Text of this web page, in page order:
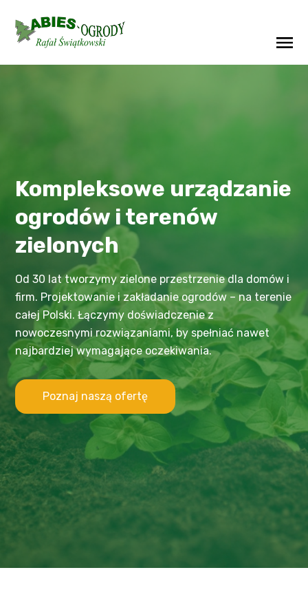
Kompleksowe urządzanie
ogrodów i terenów
zielonych
Od 30 lat tworzymy zielone przestrzenie dla domów i
firm. Projektowanie i zakładanie ogrodów – na terenie
całej Polski. Łączymy doświadczenie z
nowoczesnymi rozwiązaniami, by spełniać nawet
najbardziej wymagające oczekiwania.
Poznaj naszą ofertę